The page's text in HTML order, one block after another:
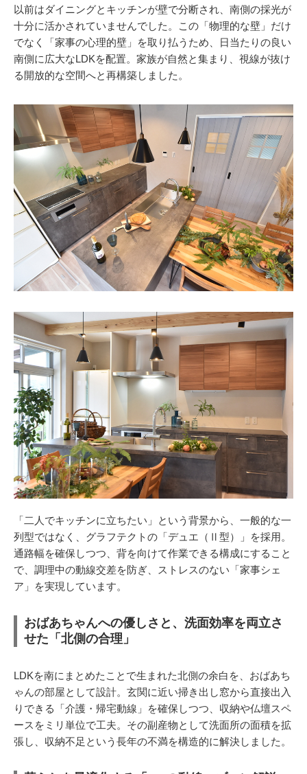
以前はダイニングとキッチンが壁で分断され、南側の採光が
十分に活かされていませんでした。この「物理的な壁」だけ
でなく「家事の心理的壁」を取り払うため、日当たりの良い
南側に広大なLDKを配置。家族が自然と集まり、視線が抜け
る開放的な空間へと再構築しました。
「二人でキッチンに立ちたい」という背景から、一般的な一
列型ではなく、グラフテクトの「デュエ（Ⅱ型）」を採用。
通路幅を確保しつつ、背を向けて作業できる構成にすること
で、調理中の動線交差を防ぎ、ストレスのない「家事シェ
ア」を実現しています。
おばあちゃんへの優しさと、洗面効率を両立さ
せた「北側の合理」
LDKを南にまとめたことで生まれた北側の余白を、おばあち
ゃんの部屋として設計。玄関に近い掃き出し窓から直接出入
りできる「介護・帰宅動線」を確保しつつ、収納や仏壇スペ
ースをミリ単位で工夫。その副産物として洗面所の面積を拡
張し、収納不足という長年の不満を構造的に解決しました。